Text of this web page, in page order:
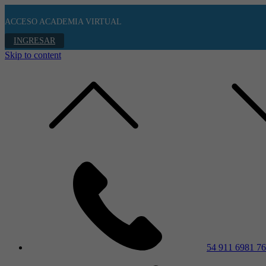
ACCESO ACADEMIA VIRTUAL
INGRESAR
Skip to content
54 911 6981